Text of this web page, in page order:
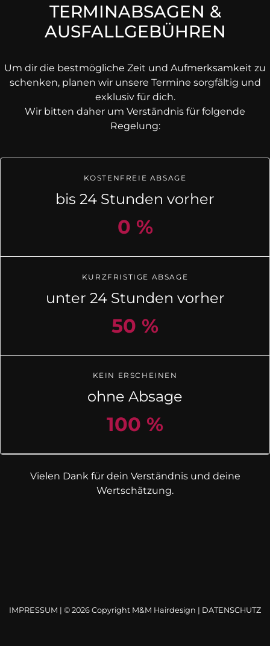
TERMINABSAGEN &
AUSFALLGEBÜHREN
Um dir die bestmögliche Zeit und Aufmerksamkeit zu
schenken, planen wir unsere Termine sorgfältig und
exklusiv für dich.
Wir bitten daher um Verständnis für folgende
Regelung:
KOSTENFREIE ABSAGE
bis 24 Stunden vorher
0 %
KURZFRISTIGE ABSAGE
unter 24 Stunden vorher
50 %
KEIN ERSCHEINEN
ohne Absage
100 %
Vielen Dank für dein Verständnis und deine
Wertschätzung.
IMPRESSUM | © 2026 Copyright M&M Hairdesign | DATENSCHUTZ